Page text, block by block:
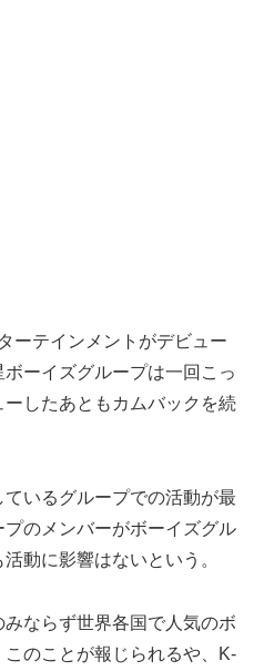
ーテインメントがデビュー
ーイズグループは一回こっ
したあともカムバックを続
いるグループでの活動が最
のメンバーがボーイズグル
動に影響はないという。
ならず世界各国で人気のボ
のことが報じられるや、K-